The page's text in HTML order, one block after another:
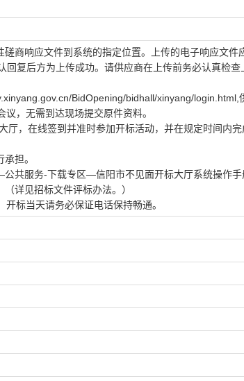
商响应文件到系统的指定位置。上传的电子响应文件
回复后方为上传成功。请供应商在上传前务必认真检查
BidOpening/bidhall/xinyang/login.html,
，无需到达现场提交原件资料。
厅，在线签到并准时参加开标活动，并在规定时间内
担。
共服务-下载专区—信阳市不见面开标大厅系统操作手
详见招标文件评标办法。）
标当天请务必保证电话保持畅通。